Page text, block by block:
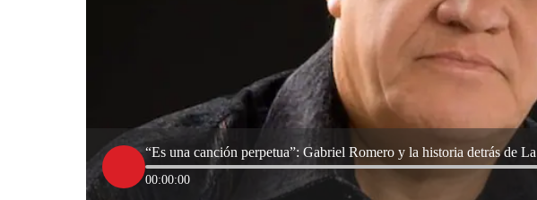
“Es una canción perpetua”: Gabriel Romero y la historia detrás de
00:00:00